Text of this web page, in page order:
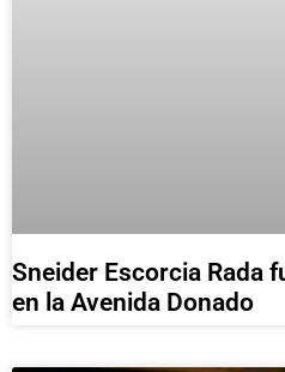
Sneider Escorcia Rada
en la Avenida Donado